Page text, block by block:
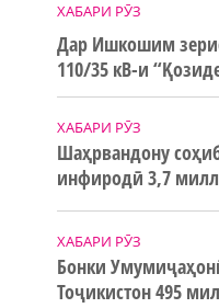
ХАБАРИ РӮЗ
Дар Ишкошим
110/35 кВ-и
истифода дода
ХАБАРИ РӮЗ
Шаҳрвандону
инфиродӣ 3,7
ХАБАРИ РӮЗ
Бонки
Тоҷикистон 495